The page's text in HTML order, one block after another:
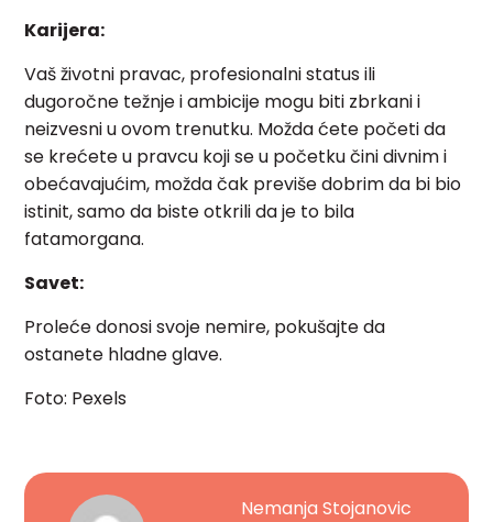
Karijera:
Vaš životni pravac, profesionalni status ili
dugoročne težnje i ambicije mogu biti zbrkani i
neizvesni u ovom trenutku. Možda ćete početi da
se krećete u pravcu koji se u početku čini divnim i
obećavajućim, možda čak previše dobrim da bi bio
istinit, samo da biste otkrili da je to bila
fatamorgana.
Savet:
Proleće donosi svoje nemire, pokušajte da
ostanete hladne glave.
Foto: Pexels
Nemanja Stojanovic